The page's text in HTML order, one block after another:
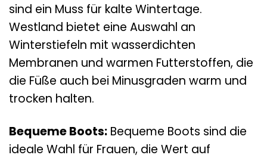
sind ein Muss für kalte Wintertage.
Westland bietet eine Auswahl an
Winterstiefeln mit wasserdichten
Membranen und warmen Futterstoffen, die
die Füße auch bei Minusgraden warm und
trocken halten.
Bequeme Boots: Bequeme Boots sind die
ideale Wahl für Frauen, die Wert auf